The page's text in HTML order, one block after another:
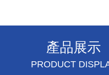
產品展示
PRODUCT